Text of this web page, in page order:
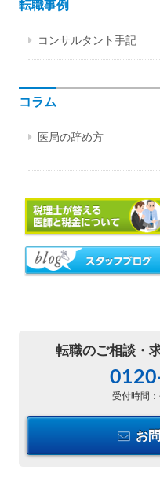
転職事例
コンサルタント手記
コラム
医局の辞め方
転職のご相談・
受付時間
お